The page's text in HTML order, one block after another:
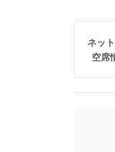
ネッ
空席